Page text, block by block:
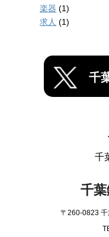
楽器 (1)
求人 (1)
千
千
千
〒260-0823